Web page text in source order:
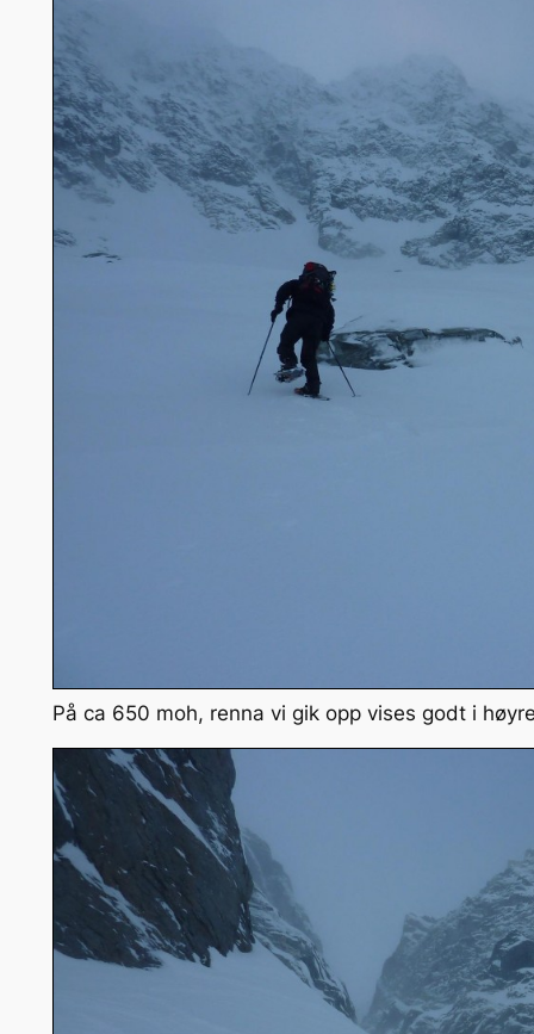
På ca 650 moh, renna vi gik opp vises godt i